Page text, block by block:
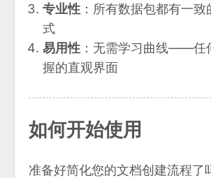
专业性 ：所有数据包都有一
式
易用性 ：无需学习曲线——任
握的直观界面
如何开始使用
准备好简化您的文档创建流程了